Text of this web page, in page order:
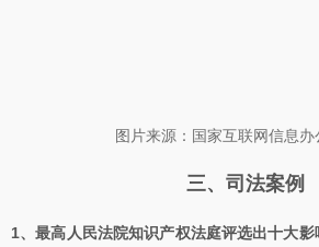
图片来源：国家互联网信息办
三、司法案例
1、最高人民法院知识产权法庭评选出十大